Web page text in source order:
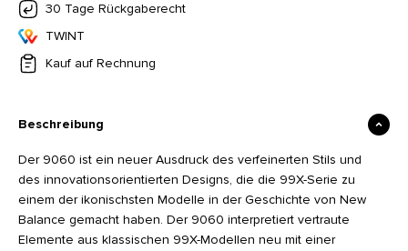
30 Tage Rückgaberecht
TWINT
Kauf auf Rechnung
Beschreibung
Der 9060 ist ein neuer Ausdruck des verfeinerten Stils und
des innovationsorientierten Designs, die die 99X-Serie zu
einem der ikonischsten Modelle in der Geschichte von New
Balance gemacht haben. Der 9060 interpretiert vertraute
Elemente aus klassischen 99X-Modellen neu mit einer